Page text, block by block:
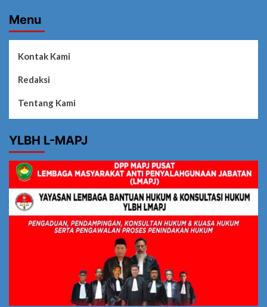
Menu
Kontak Kami
Redaksi
Tentang Kami
YLBH L-MAPJ